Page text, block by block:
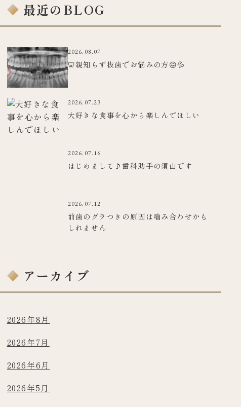
最近のBLOG
2026.08.07
🦷親知らず抜歯でお悩みの方😖💦
2026.07.23
大好きな食事を心から楽しんでほしい
2026.07.16
はじめまして♪歯科助手の須山です
2026.07.12
前歯のグラつきの原因は嚙み合わせかも
しれません
アーカイブ
2026年8月
2026年7月
2026年6月
2026年5月